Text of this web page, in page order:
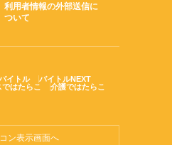
利用者情報の外部送信に
ついて
イトル
バイトルNEXT
ではたらこ 介護ではたらこ
ン表示画面へ